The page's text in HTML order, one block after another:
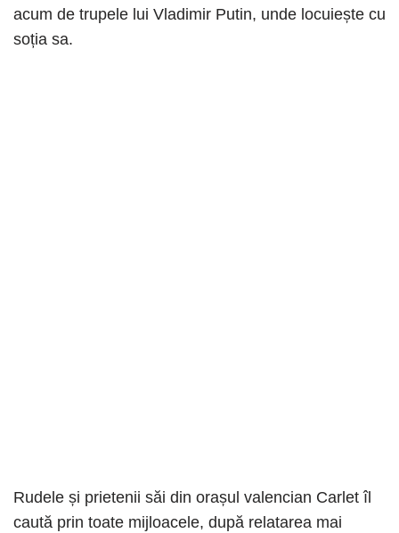
acum de trupele lui Vladimir Putin, unde locuiește cu
soția sa.
Rudele și prietenii săi din orașul valencian Carlet îl
caută prin toate mijloacele, după relatarea mai